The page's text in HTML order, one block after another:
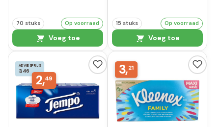
70 stuks Op voorraad
Voeg toe
15 stuks Op voorraad
Voeg toe
ADVIESPRIJS
3,46
2,49
3,21